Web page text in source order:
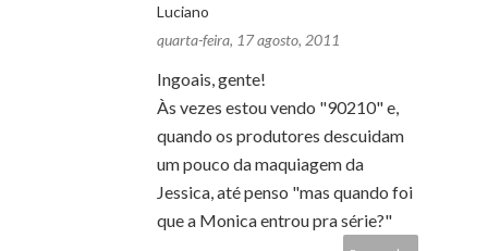
Luciano
quarta-feira, 17 agosto, 2011
Ingoais, gente!
Às vezes estou vendo "90210" e,
quando os produtores descuidam
um pouco da maquiagem da
Jessica, até penso "mas quando foi
que a Monica entrou pra série?"